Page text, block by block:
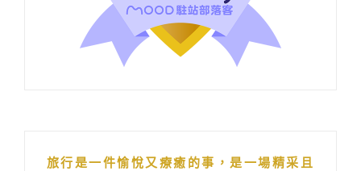
旅行是一件愉悅又療癒的事，是一場精采且